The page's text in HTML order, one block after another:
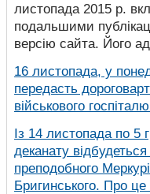
листопада 2015 р.
подальшими
версію сайта. Його
16 листопада, у
передасть
військового
Із 14 листопада по 5
деканату
преподобного
Бригинського. Про